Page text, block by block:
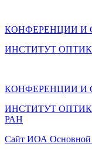
КОНФЕРЕНЦИИ
ИНСТИТУТ
КОНФЕРЕНЦИИ
ИНСТИТУТ
РАН
Cайт ИОА